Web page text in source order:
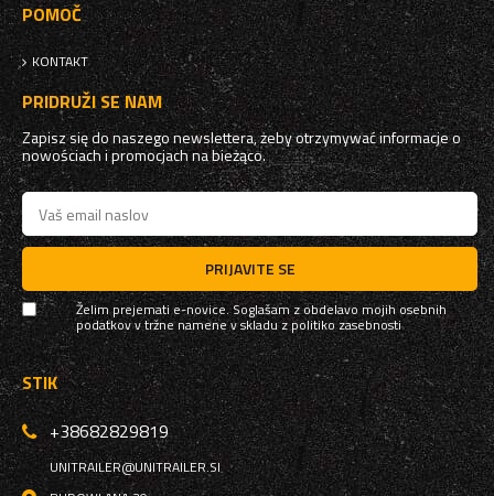
POMOČ
KONTAKT
PRIDRUŽI SE NAM
Zapisz się do naszego newslettera, żeby otrzymywać informacje o
nowościach i promocjach na bieżąco.
PRIJAVITE SE
Želim prejemati e-novice. Soglašam z obdelavo mojih osebnih
podatkov v tržne namene v skladu zpolitiko zasebnosti
STIK
+38682829819
UNITRAILER@UNITRAILER.SI